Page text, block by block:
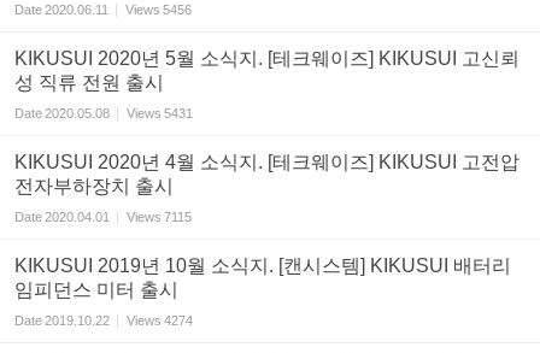
Date2020.06.11 Views 5456
KIKUSUI 2020년 5월 소식지. [테크웨이즈] KIKUSUI 고신뢰
성 직류 전원 출시
Date2020.05.08 Views 5431
KIKUSUI 2020년 4월 소식지. [테크웨이즈] KIKUSUI 고전압
전자부하장치 출시
Date2020.04.01 Views 7115
KIKUSUI 2019년 10월 소식지. [캔시스템] KIKUSUI 배터리
임피던스 미터 출시
Date2019.10.22 Views 4274